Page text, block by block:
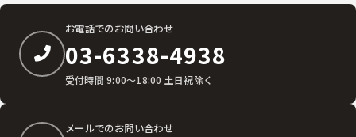
お電話でのお問い合わせ
03-6338-4938
受付時間 9:00〜18:00 土日祝除く
メールでのお問い合わせ